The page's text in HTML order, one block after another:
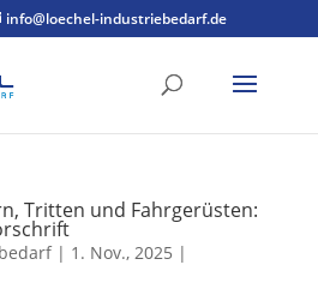
info@loechel-industriebedarf.de
Tritten und Fahrgerüsten:
| 1. Nov., 2025 |